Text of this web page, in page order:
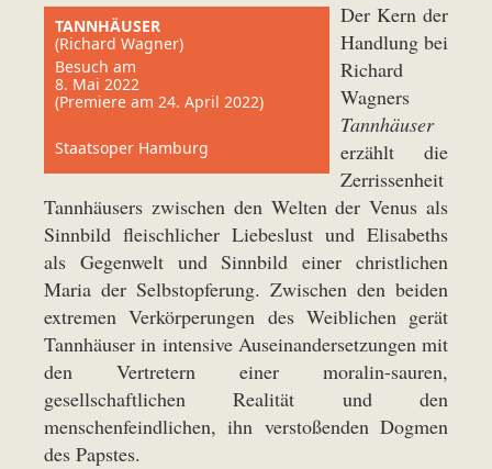
TANNHÄUSER
(Richard Wagner)
Besuch am
8. Mai 2022
(Premiere am 24. April 2022)
Staatsoper Hamburg
Der Kern der
Handlung bei
Richard
Wagners
Tannhäuser
erzählt die
Zerrissenheit
Tannhäusers zwischen den Welten der Venus als
Sinnbild fleischlicher Liebeslust und Elisabeths
als Gegenwelt und Sinnbild einer christlichen
Maria der Selbstopferung. Zwischen den beiden
extremen Verkörperungen des Weiblichen gerät
Tannhäuser in intensive Auseinandersetzungen mit
den Vertretern einer moralin-sauren,
gesellschaftlichen Realität und den
menschenfeindlichen, ihn verstoßenden Dogmen
des Papstes.